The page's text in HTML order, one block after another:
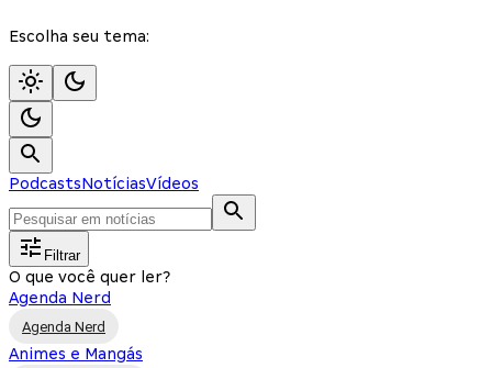
Escolha seu tema:
PodcastsNotíciasVídeos
Filtrar
O que você quer ler?
Agenda Nerd
Agenda Nerd
Animes e Mangás